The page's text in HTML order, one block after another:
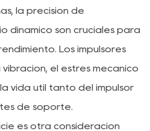
la precisión de
dinámico son cruciales para
Los impulsores
el estrés mecánico
vida útil tanto del impulsor
de soporte.
es otra consideración